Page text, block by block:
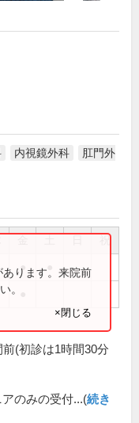
内視鏡外科
肛門外
祝
●
ります。来院前
。
×閉じる
(初診は1時間30分
のみの受付...(続き